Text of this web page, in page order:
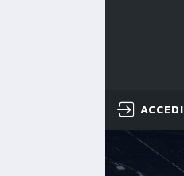
ACCEDI